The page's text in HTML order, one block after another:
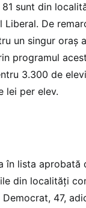
sunt din
Liberal. De
un singur oraș
programul
3.300 de
lei per elev.
în lista aprobată
din localități
47,